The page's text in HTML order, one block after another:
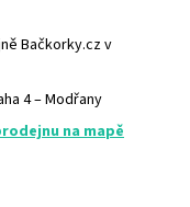
Bačkorky.cz v
4 – Modřany
na mapě